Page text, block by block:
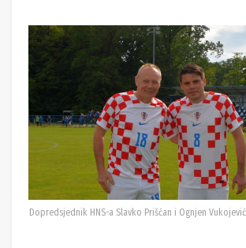
Dopredsjednik HNS-a Slavko Prišćan i Ognjen